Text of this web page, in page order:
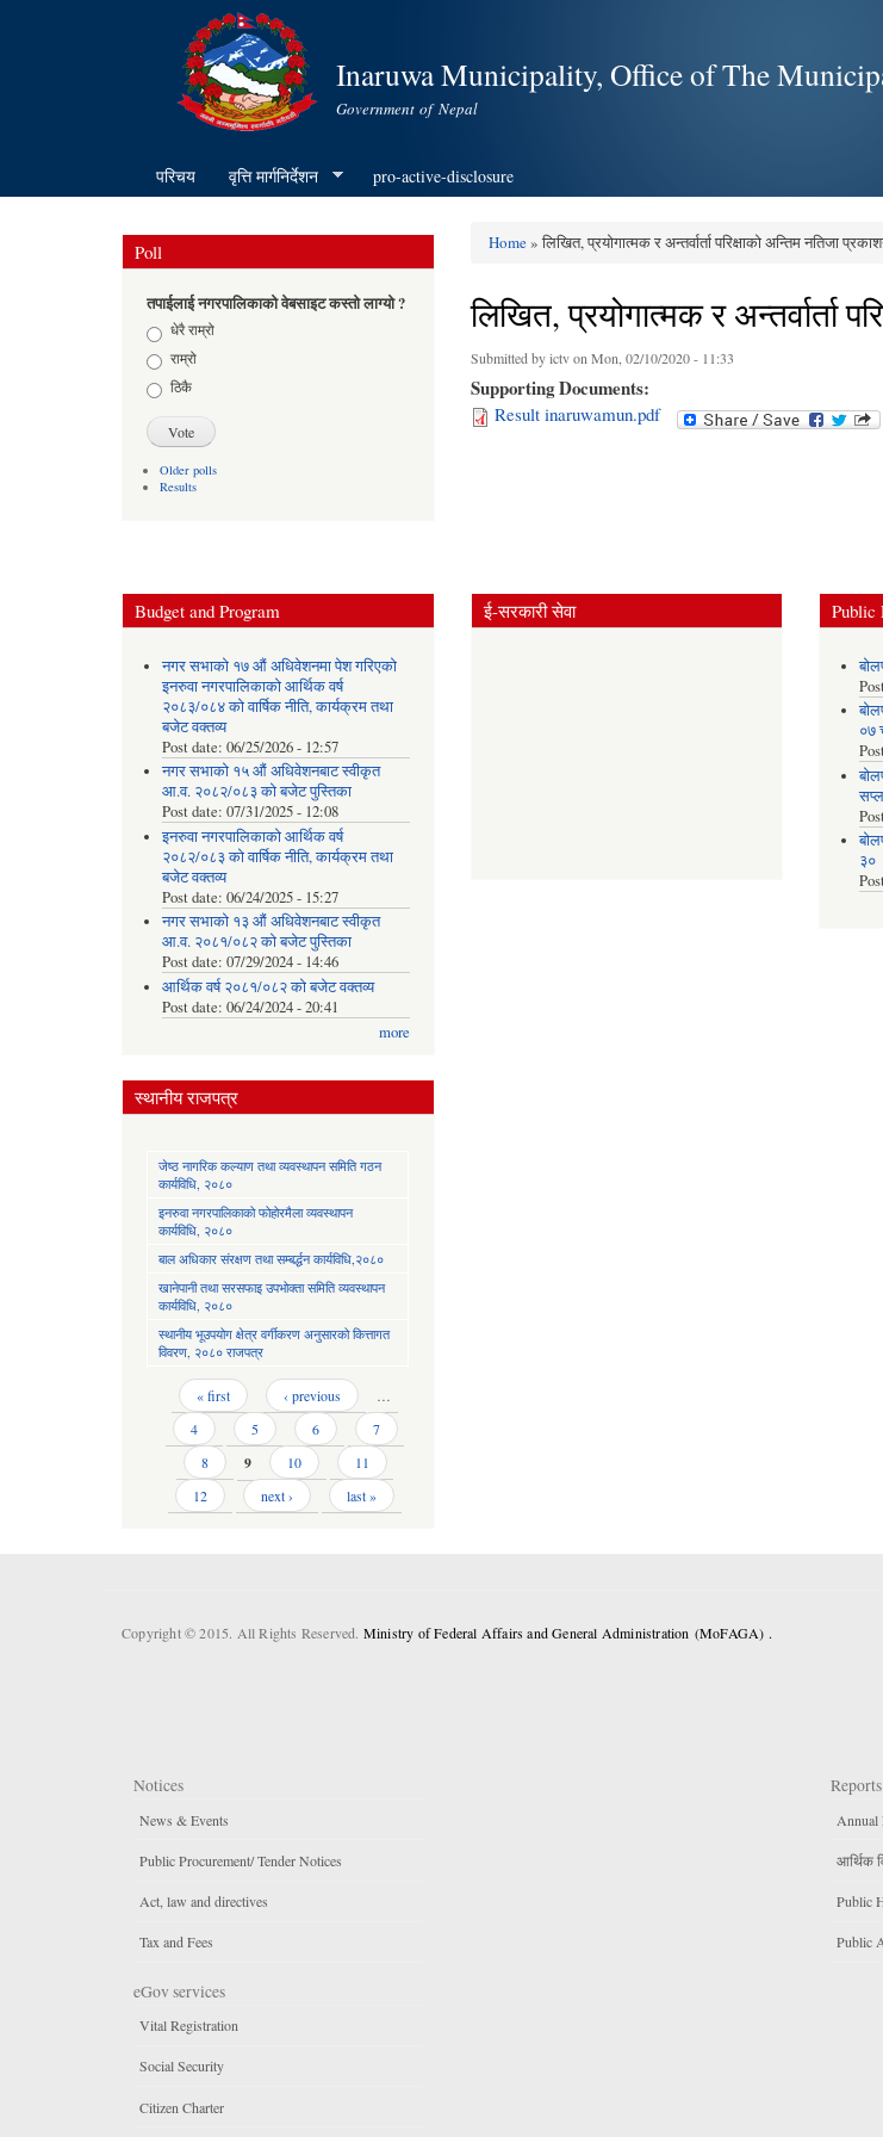
content
Inaruwa Municipality, Office of The
Government of Nepal
परिचय वृत्ति मार्गनिर्देशन pro-active-disclosure
Poll
तपाईलाई नगरपालिकाको वेबसाइट कस्तो लाग्यो ?
Choicesधेरै राम्रो
राम्रो
ठिकै
Older polls
Results
Home» लिखित, प्रयोगात्मक र अन्तर्वार्ता परिक्षाको अन्तिम नतिजा
लिखित, प्रयोगात्मक र अन्तर्वार्ता
Submitted byictvon Mon, 02/10/2020 - 11:33
Supporting Documents:
Result inaruwamun.pdf
Budget and Program
नगर सभाको १७ औं अधिवेशनमा पेश गरिएको
इनरुवा नगरपालिकाको आर्थिक वर्ष
२०८३/०८४ को वार्षिक नीति, कार्यक्रम तथा
बजेट वक्तव्य
Post date: 06/25/2026 - 12:57
नगर सभाको १५ औं अधिवेशनबाट स्वीकृत
आ.व. २०८२/०८३ को बजेट पुस्तिका
Post date: 07/31/2025 - 12:08
इनरुवा नगरपालिकाको आर्थिक वर्ष
२०८२/०८३ को वार्षिक नीति, कार्यक्रम तथा
बजेट वक्तव्य
Post date: 06/24/2025 - 15:27
नगर सभाको १३ औं अधिवेशनबाट स्वीकृत
आ.व. २०८१/०८२ को बजेट पुस्तिका
Post date: 07/29/2024 - 14:46
आर्थिक वर्ष २०८१/०८२ को बजेट वक्तव्य
Post date: 06/24/2024 - 20:41
more
स्थानीय राजपत्र
जेष्ठ नागरिक कल्याण तथा व्यवस्थापन समिति गठन
कार्यविधि, २०८०
इनरुवा नगरपालिकाको फोहोरमैला व्यवस्थापन
कार्यविधि, २०८०
बाल अधिकार संरक्षण तथा सम्बर्द्धन कार्यविधि,२०८०
खानेपानी तथा सरसफाइ उपभोक्ता समिति व्यवस्थापन
कार्यविधि, २०८०
स्थानीय भूउपयोग क्षेत्र वर्गीकरण अनुसारको कित्तागत
विवरण, २०८० राजपत्र
Pages « first ‹ previous
…
4
5 6
7
8
9 10
11
12
next › last »
ई-सरकारी सेवा Public
०७
३०
Copyright © 2015. All Rights Reserved. Ministry of Federal Affairs and General Administration (MoFAGA) .
Notices
News & Events
Public Procurement/ Tender Notices
Act, law and directives
Tax and Fees
eGov services
Vital Registration
Social Security
Citizen Charter
Reports
Annual
आर्थिक
Public
Public